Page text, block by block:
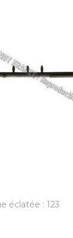
éclatée : 123